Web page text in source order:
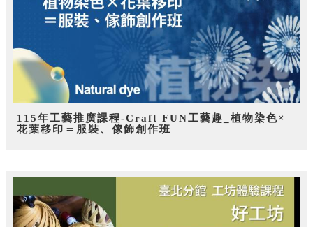
115年工藝推廣課程-Craft FUN工藝趣_植物染色×
花葉移印＝服裝、傢飾創作班